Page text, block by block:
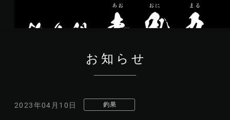
お知らせ
2023年04月10日 釣果